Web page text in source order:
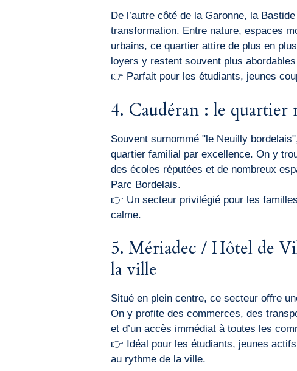
De l’autre côté de la Garonne, la
transformation. Entre nature, espaces
urbains, ce quartier attire de plus en
loyers y restent souvent plus
👉 Parfait pour les étudiants, jeunes
4. Caudéran : le quartier
Souvent surnommé "le Neuilly
quartier familial par excellence. On y
des écoles réputées et de nombreux
Parc Bordelais.
👉 Un secteur privilégié pour les
calme.
5. Mériadec / Hôtel de
la ville
Situé en plein centre, ce secteur offre
On y profite des commerces, des
et d’un accès immédiat à toutes les
👉 Idéal pour les étudiants, jeunes
au rythme de la ville.